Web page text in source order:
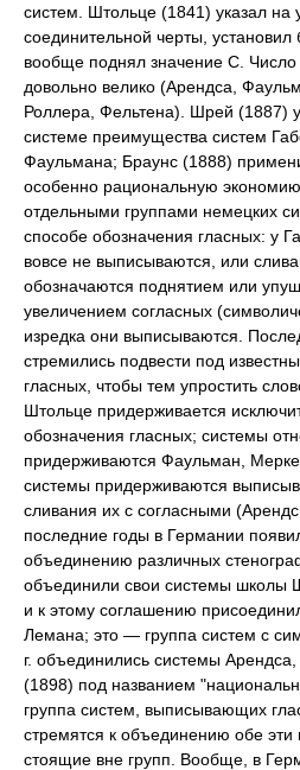
систем. Штольце (1841) указал на
соединительной черты,
вообще поднял значение С.
довольно велико (Арендса,
Роллера, Фельтена). Шрей (1887)
системе преимущества систем
Фаульмана; Браунс (1888)
особенно рациональную
отдельными группами немецких
способе обозначения гласных: у
вовсе не выписываются, или
обозначаются поднятием или
увеличением согласных
изредка они выписываются.
стремились подвести под
гласных, чтобы тем упростить
Штольце придерживается
обозначения гласных; системы
придерживаются Фаульман,
системы придерживаются
сливания их с согласными
последние годы в Германии
объединению различных
объединили свои системы школы
и к этому соглашению
Лемана; это — группа систем с
г. объединились системы
(1898) под названием
группа систем, выписывающих
стремятся к объединению обе эти
стоящие вне групп. Вообще, в